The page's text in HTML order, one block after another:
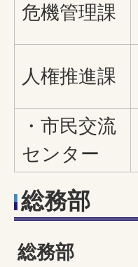
危機管理課
人権推進課
・市民交流
センター
総務部
総務部